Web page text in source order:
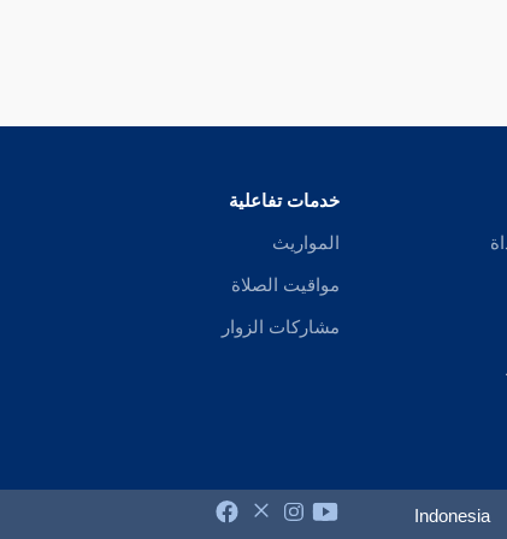
خدمات تفاعلية
المواريث
مواقيت الصلاة
مشاركات الزوار
Indonesia